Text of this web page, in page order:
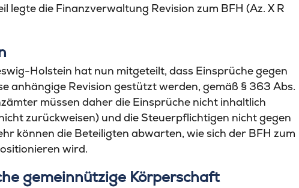
legte die Finanzverwaltung Revision zum BFH (Az. X R
Holstein hat nun mitgeteilt, dass Einsprüche gegen
anhängige Revision gestützt werden, gemäß § 363 Abs.
müssen daher die Einsprüche nicht inhaltlich
zurückweisen) und die Steuerpflichtigen nicht gegen
können die Beteiligten abwarten, wie sich der BFH zum
wird.
gemeinnützige Körperschaft